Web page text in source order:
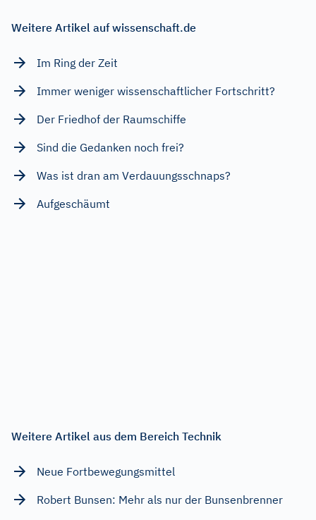
Weitere Artikel auf wissenschaft.de
Im Ring der Zeit
Immer weniger wissenschaftlicher Fortschritt?
Der Friedhof der Raumschiffe
Sind die Gedanken noch frei?
Was ist dran am Verdauungsschnaps?
Aufgeschäumt
Weitere Artikel aus dem Bereich Technik
Neue Fortbewegungsmittel
Robert Bunsen: Mehr als nur der Bunsenbrenner